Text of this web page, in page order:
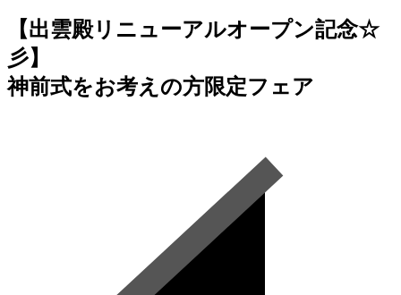
【出雲殿リニューアルオープン記念☆
彡】
神前式をお考えの方限定フェア